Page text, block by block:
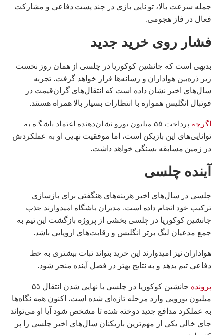
جمله سرعت بالا، توانایی بازی در چند پست دفاعی و مشارکت
فعال در فاز هجومی.
فشار روی خرید جدید
بدیهی است که جانشین کوکوریا در چلسی از همان روز نخست
زیر ذره‌بین هواداران و رسانه‌ها قرار خواهد گرفت. تجربه
سال‌های اخیر نشان داده است که انتقال‌های گران‌قیمت در
فوتبال انگلیس همواره با انتظارات بسیار بالا همراه هستند.
اگرچه
پرداخت ۵۵ میلیون یورو نشان‌دهنده اعتماد باشگاه به
توانایی‌های این بازیکن است، اما موفقیت نهایی او به عملکردش
در زمین مسابقه بستگی خواهد داشت.
آینده چلسی
چلسی در سال‌های اخیر هزینه‌های هنگفتی برای بازسازی
ترکیب خود انجام داده است. مدیران باشگاه امیدوارند جذب
جانشین کوکوریا در چلسی بخشی از پروژه بازگشت این تیم به
جمع مدعیان لیگ برتر انگلیس و رقابت‌های اروپایی باشد.
هواداران نیز امیدوارند این خرید بتواند ثبات بیشتری به خط
دفاعی تیم بدهد و به نتایج بهتر در فصل آینده منجر شود.
پرونده
جانشین کوکوریا در چلسی با نهایی شدن انتقال ۵۵
میلیون یورویی وارد مرحله تازه‌ای شده است. اکنون همه نگاه‌ها
به عملکرد مدافع جدید دوخته شده تا مشخص شود آیا او می‌تواند
جای خالی یکی از مهم‌ترین بازیکنان سال‌های اخیر چلسی را پر